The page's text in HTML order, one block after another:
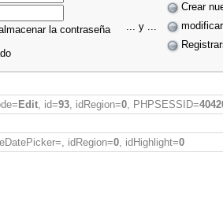
la contraseña
... y ...
Crear
Edit, id=93, idRegion=0, PHPSESSID=
, idRegion=0, idHighlight=0